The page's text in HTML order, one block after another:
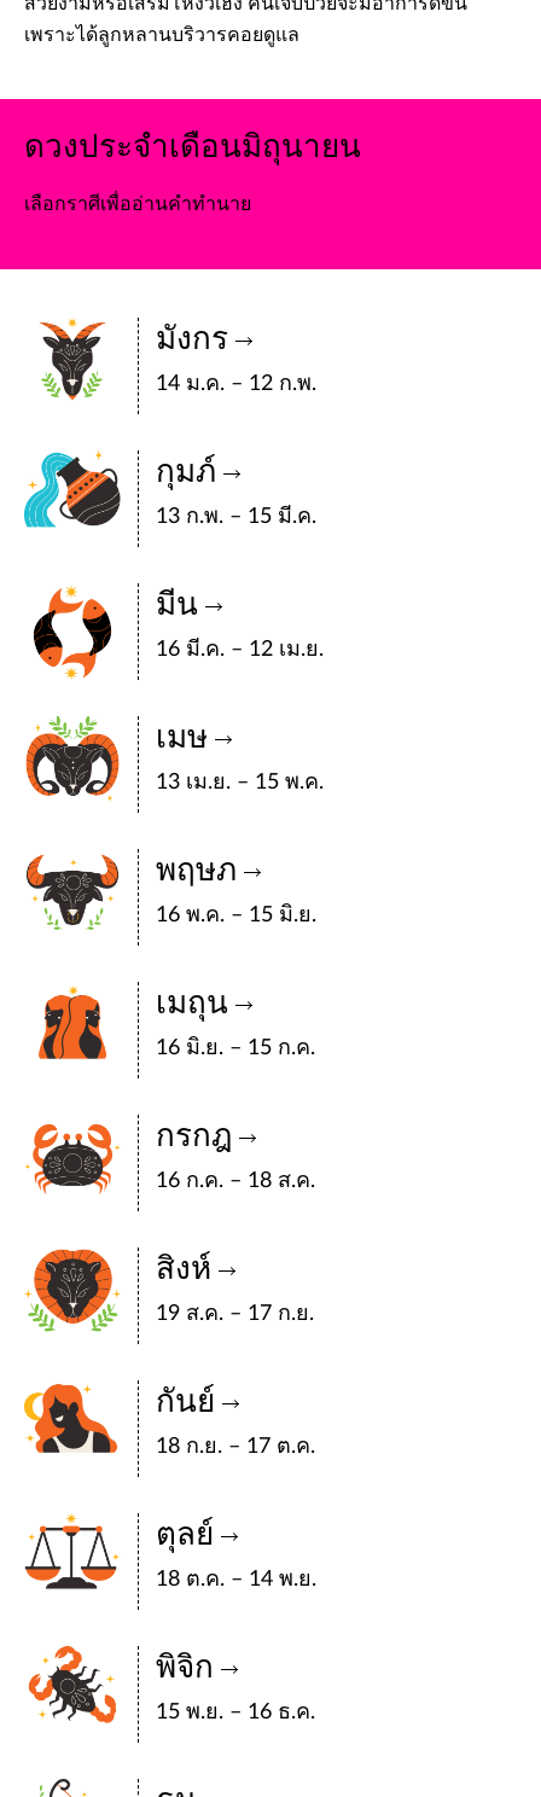
เพราะได้ลูกหลานบริวารคอยดูแล
ดวงประจำเดือนมิถุนายน
เลือกราศีเพื่ออ่านคำทำนาย
มังกร
14 ม.ค. – 12 ก.พ.
กุมภ์
13 ก.พ. – 15 มี.ค.
มีน
16 มี.ค. – 12 เม.ย.
เมษ
13 เม.ย. – 15 พ.ค.
พฤษภ
16 พ.ค. – 15 มิ.ย.
เมถุน
16 มิ.ย. – 15 ก.ค.
กรกฎ
16 ก.ค. – 18 ส.ค.
สิงห์
19 ส.ค. – 17 ก.ย.
กันย์
18 ก.ย. – 17 ต.ค.
ตุลย์
18 ต.ค. – 14 พ.ย.
พิจิก
15 พ.ย. – 16 ธ.ค.